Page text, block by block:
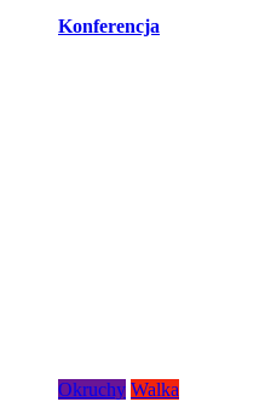
Konferencja
Okruchy Walka